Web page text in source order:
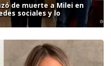
de muerte a Milei en
sociales y lo